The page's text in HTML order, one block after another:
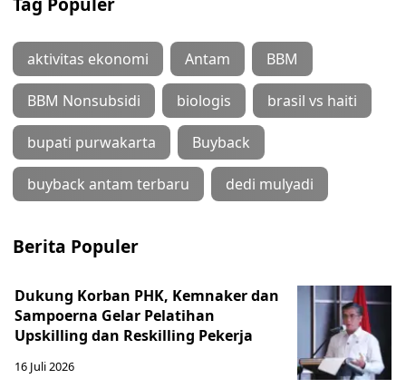
aktivitas ekonomi Antam BBM
BBM Nonsubsidi biologis brasil vs haiti
bupati purwakarta Buyback
buyback antam terbaru dedi mulyadi
Berita Populer
Dukung Korban PHK, Kemnaker dan
Sampoerna Gelar Pelatihan
Upskilling dan Reskilling Pekerja
16 Juli 2026